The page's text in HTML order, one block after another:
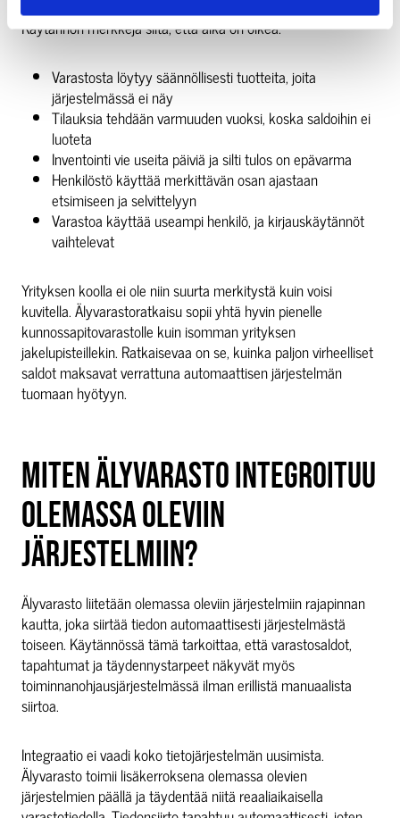
Käytännön merkkejä siitä, että aika on oikea:
Varastosta löytyy säännöllisesti tuotteita, joita
järjestelmässä ei näy
Tilauksia tehdään varmuuden vuoksi, koska saldoihin ei
luoteta
Inventointi vie useita päiviä ja silti tulos on epävarma
Henkilöstö käyttää merkittävän osan ajastaan
etsimiseen ja selvittelyyn
Varastoa käyttää useampi henkilö, ja kirjauskäytännöt
vaihtelevat
Yrityksen koolla ei ole niin suurta merkitystä kuin voisi
kuvitella. Älyvarastoratkaisu sopii yhtä hyvin pienelle
kunnossapitovarastolle kuin isomman yrityksen
jakelupisteillekin. Ratkaisevaa on se, kuinka paljon virheelliset
saldot maksavat verrattuna automaattisen järjestelmän
tuomaan hyötyyn.
MITEN ÄLYVARASTO INTEGROITUU
OLEMASSA OLEVIIN
JÄRJESTELMIIN?
Älyvarasto liitetään olemassa oleviin järjestelmiin rajapinnan
kautta, joka siirtää tiedon automaattisesti järjestelmästä
toiseen. Käytännössä tämä tarkoittaa, että varastosaldot,
tapahtumat ja täydennystarpeet näkyvät myös
toiminnanohjausjärjestelmässä ilman erillistä manuaalista
siirtoa.
Integraatio ei vaadi koko tietojärjestelmän uusimista.
Älyvarasto toimii lisäkerroksena olemassa olevien
järjestelmien päällä ja täydentää niitä reaaliaikaisella